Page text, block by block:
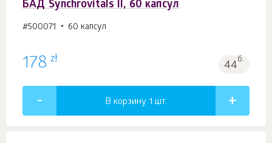
БАД Synchrovitals II, 60 капсул
#500071 60 капсул
178 zł 44б.
В корзину 1 шт.